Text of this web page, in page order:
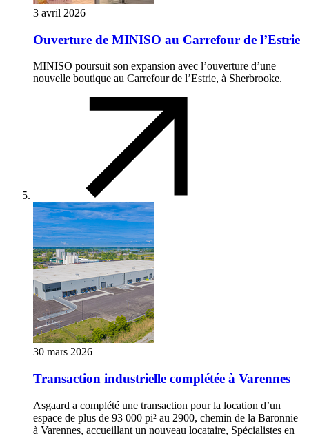
3 avril 2026
Ouverture de MINISO au Carrefour de l’Estrie
MINISO poursuit son expansion avec l’ouverture d’une
nouvelle boutique au Carrefour de l’Estrie, à Sherbrooke.
30 mars 2026
Transaction industrielle complétée à Varennes
Asgaard a complété une transaction pour la location d’un
espace de plus de 93 000 pi² au 2900, chemin de la Baronnie
à Varennes, accueillant un nouveau locataire, Spécialistes en